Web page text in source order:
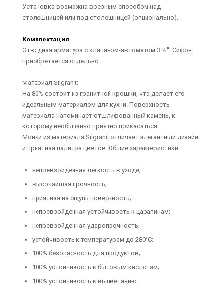
Установка возможна врезным способом над
столешницей или под столешницей (опционально).
Комплектация:
Отводная арматура с клапаном-автоматом 3 ½''. Сифон
приобретается отдельно.
Материал Silgranit:
На 80% состоит из гранитной крошки, что делает его
идеальным материалом для кухни. Поверхность
материала напоминает отшлифованный камень, к
которому необычайно приятно прикасаться.
Мойки из материала Silgranit отличает элегантный дизайн
и приятная палитра цветов. Общие характеристики:
непревзойденная легкость в уходе;
высочайшая прочность;
приятная на ощупь поверхность;
непревзойденная устойчивость к царапинам;
непревзойденная ударопрочность;
устойчивость к температурам до 280°C;
100% безопасность для продуктов;
100% устойчивость к бытовым кислотам;
100% устойчивость к выцветанию.